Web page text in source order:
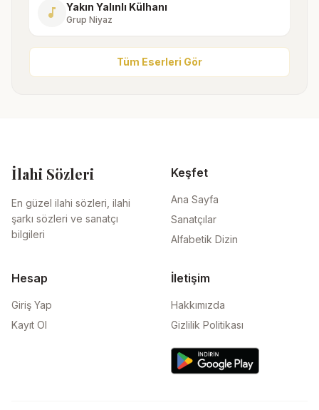
music_note Yakın Yalınlı Külhanı
Grup Niyaz
Tüm Eserleri Gör
İlahi Sözleri
En güzel ilahi sözleri, ilahi
şarkı sözleri ve sanatçı
bilgileri
Keşfet
Ana Sayfa
Sanatçılar
Alfabetik Dizin
Hesap
Giriş Yap
Kayıt Ol
İletişim
Hakkımızda
Gizlilik Politikası